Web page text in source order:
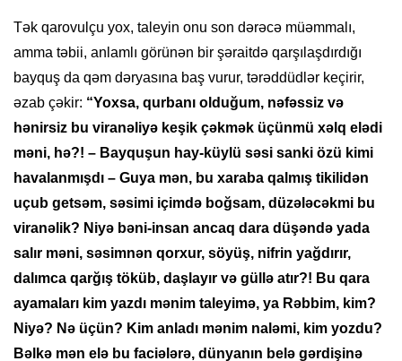
Tək qarovulçu yox, taleyin onu son dərəcə müəmmalı,
amma təbii, anlamlı görünən bir şəraitdə qarşılaşdırdığı
bayquş da qəm dəryasına baş vurur, tərəddüdlər keçirir,
əzab çəkir: “Yoxsa, qurbanı olduğum, nəfəssiz və
hənirsiz bu viranəliyə keşik çəkmək üçünmü xəlq elədi
məni, hə?! – Bayquşun hay-küylü səsi sanki özü kimi
havalanmışdı – Guya mən, bu xaraba qalmış tikilidən
uçub getsəm, səsimi içimdə boğsam, düzələcəkmi bu
viranəlik? Niyə bəni-insan ancaq dara düşəndə yada
salır məni, səsimnən qorxur, söyüş, nifrin yağdırır,
dalımca qarğış töküb, daşlayır və güllə atır?! Bu qara
ayamaları kim yazdı mənim taleyimə, ya Rəbbim, kim?
Niyə? Nə üçün? Kim anladı mənim naləmi, kim yozdu?
Bəlkə mən elə bu faciələrə, dünyanın belə gərdişinə